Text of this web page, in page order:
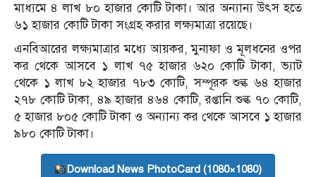
মাধ্যমে ৪ লাখ ৮০ হাজার কোটি টাকা। আর অন্যান্য উৎস হতে
৬১ হাজার কোটি টাকা সংগ্রহ করার লক্ষ্যমাত্রা রয়েছে।
এনবিআরের লক্ষ্যমাত্রার মধ্যে আয়কর, মুনাফা ও মূলধনের ওপর
কর থেকে আসবে ১ লাখ ৭৫ হাজার ৬২০ কোটি টাকা, ভ্যাট
থেকে ১ লাখ ৮২ হাজার ৭৮৩ কোটি, সম্পূরক শুল্ক ৬৪ হাজার
২৭৮ কোটি টাকা, ৪৯ হাজার ৪৬৪ কোটি, রপ্তানি শুল্ক ৭০ কোটি,
৫ হাজার ৮০৫ কোটি টাকা ও অন্যান্য কর থেকে আসবে ১ হাজার
৯৮০ কোটি টাকা।
Download News PhotoCard (1080×1080)